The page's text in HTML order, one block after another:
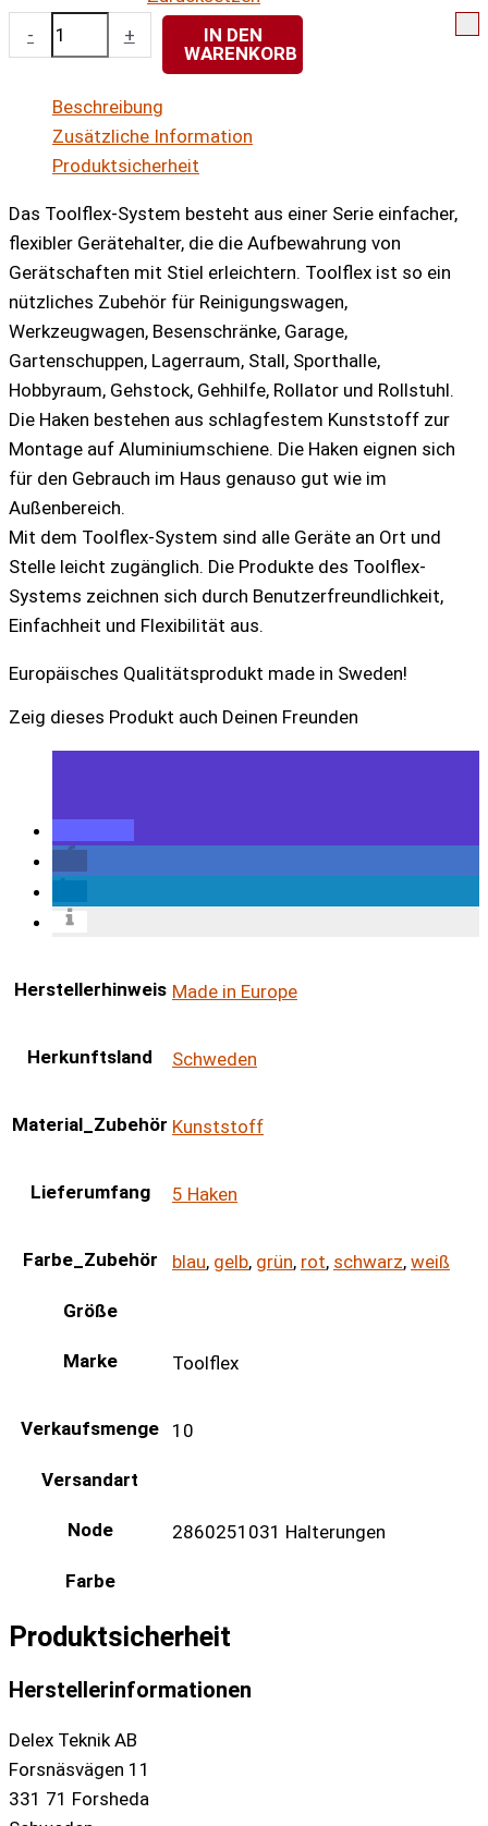
-
Toolflex
Original
Haken
Aluminium-
Schiene
Menge
+
IN DEN
WARENKORB
Beschreibung
Zusätzliche Information
Produktsicherheit
Das Toolflex-System besteht aus einer Serie einfacher,
flexibler Gerätehalter, die die Aufbewahrung von
Gerätschaften mit Stiel erleichtern. Toolflex ist so ein
nützliches Zubehör für Reinigungswagen,
Werkzeugwagen, Besenschränke, Garage,
Gartenschuppen, Lagerraum, Stall, Sporthalle,
Hobbyraum, Gehstock, Gehhilfe, Rollator und Rollstuhl.
Die Haken bestehen aus schlagfestem Kunststoff zur
Montage auf Aluminiumschiene. Die Haken eignen sich
für den Gebrauch im Haus genauso gut wie im
Außenbereich.
Mit dem Toolflex-System sind alle Geräte an Ort und
Stelle leicht zugänglich. Die Produkte des Toolflex-
Systems zeichnen sich durch Benutzerfreundlichkeit,
Einfachheit und Flexibilität aus.
Europäisches Qualitätsprodukt made in Sweden!
Zeig dieses Produkt auch Deinen Freunden
Herstellerhinweis Made in Europe
Herkunftsland Schweden
Material_Zubehör Kunststoff
Lieferumfang 5 Haken
Farbe_Zubehör blau, gelb, grün, rot, schwarz, weiß
Größe
Marke Toolflex
Verkaufsmenge 10
Versandart
Node 2860251031 Halterungen
Farbe
Produktsicherheit
Herstellerinformationen
Delex Teknik AB
Forsnäsvägen 11
331 71 Forsheda